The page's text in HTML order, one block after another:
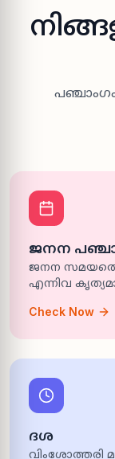
ജനന
ജനന
എന്നിവ
Check Now
ദശ
വിംശോത്തരി